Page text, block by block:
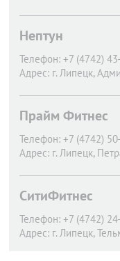
Нептун
Телефон: +7 (4742)
Адрес: г. Липецк,
Прайм Фитнес
Телефон: +7 (4742)
Адрес: г. Липецк,
СитиФитнес
Телефон: +7 (4742)
Адрес: г. Липецк,